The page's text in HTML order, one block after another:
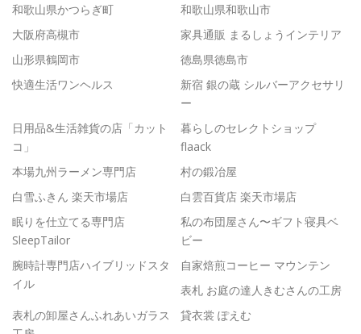
和歌山県かつらぎ町
和歌山県和歌山市
大阪府高槻市
家具通販 まるしょうインテリア
山形県鶴岡市
徳島県徳島市
快適生活ワンヘルス
新宿 銀の蔵 シルバーアクセサリ
ー
日用品&生活雑貨の店「カット
コ」
暮らしのセレクトショップ
flaack
本場九州ラーメン専門店
村の鍛冶屋
白雪ふきん 楽天市場店
白雲百貨店 楽天市場店
眠りを仕立てる専門店
SleepTailor
私の布団屋さん〜ギフト寝具ベ
ビー
腕時計専門店ハイブリッドスタ
イル
自家焙煎コーヒー マウンテン
表札 お庭の達人きむさんの工房
表札の卸屋さんふれあいガラス
貸衣裳 ぽえむ